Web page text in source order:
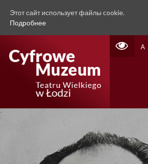
A
Этот сайт использует файлы cookie.
Подробнее